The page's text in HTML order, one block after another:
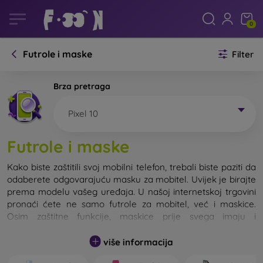
0
Futrole i maske Filter
Brza pretraga
Pixel 10
Futrole i maske
Kako biste zaštitili svoj mobilni telefon, trebali biste paziti da
odaberete odgovarajuću masku za mobitel. Uvijek je birajte
prema modelu vašeg uređaja. U našoj internetskoj trgovini
pronaći ćete ne samo futrole za mobitel, već i maskice.
Osim zaštitne funkcije, maskice prije svega imaju i
Maskicu za mobitel možemo također nazvati i stražnjom
više informacija